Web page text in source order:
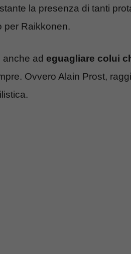
la presenza di tanti
per Raikkonen.
anche ad eguagliare colui
Ovvero Alain Prost,